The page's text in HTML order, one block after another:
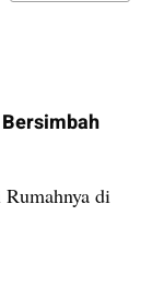
di